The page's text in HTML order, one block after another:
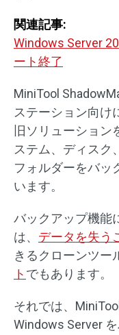
関連記事:
Windows Server
ート終了
MiniTool
ステーション向け
旧ソリューショ
ステム、ディスク
フォルダーをバッ
います。
バックアップ機能
は、 データを失う
きるクローンツー
ト でもあります。
それでは、
Windows Server